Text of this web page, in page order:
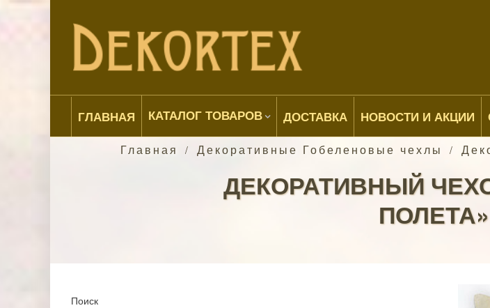
ГЛАВНАЯ КАТАЛОГ ТОВАРОВ ДОСТАВКА НОВОСТИ И АКЦИИ
Главная / Декоративные Гобеленовые чехлы /
ДЕКОРАТИВНЫЙ
ПОЛЕТА»
Поиск